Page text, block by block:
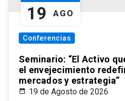
19 AGO
Conferencias
Seminario: “El Activo
el envejecimiento
mercados y estrategia”
19 de Agosto de 2026